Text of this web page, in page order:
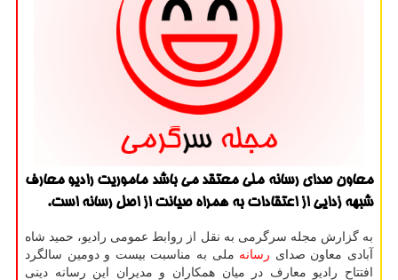
معاون صدای رسانه ملی معتقد می باشد ماموریت رادیو معارف
شبهه زدایی از اعتقادات به همراه صیانت از اصل رسانه است.
به گزارش مجله سرگرمی به نقل از روابط عمومی رادیو، حمید شاه
آبادی معاون صدای رسانه ملی به مناسبت بیست و دومین سالگرد
افتتاح رادیو معارف در میان همکاران و مدیران این رسانه دینی